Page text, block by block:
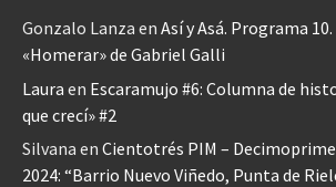
Gonzalo Lanza en Así y Asá. Programa
«Homerar» de Gabriel Galli
Laura en Escaramujo #6: Columna de
que crecí» #2
Silvana en Cientotrés PIM –
2024: “Barrio Nuevo Viñedo, Punta de